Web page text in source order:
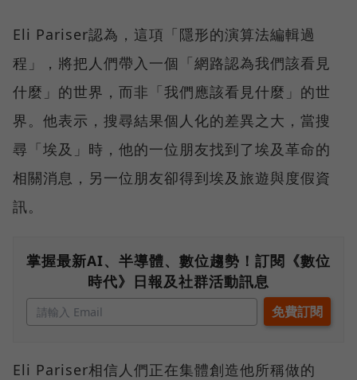
Eli Pariser認為，這項「隱形的演算法編輯過
程」，將把人們帶入一個「網路認為我們該看見
什麼」的世界，而非「我們應該看見什麼」的世
界。他表示，搜尋結果個人化的差異之大，當搜
尋「埃及」時，他的一位朋友找到了埃及革命的
相關消息，另一位朋友卻得到埃及旅遊與度假資
訊。
掌握最新AI、半導體、數位趨勢！訂閱《數位
時代》日報及社群活動訊息
Eli Pariser相信人們正在集體創造他所稱做的